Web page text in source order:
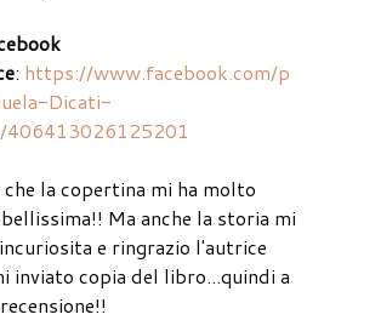
: https://www.facebook.com/p
Dicati-
che la copertina mi ha molto
Ma anche la storia mi
e ringrazio l'autrice
inviato copia del libro...quindi a